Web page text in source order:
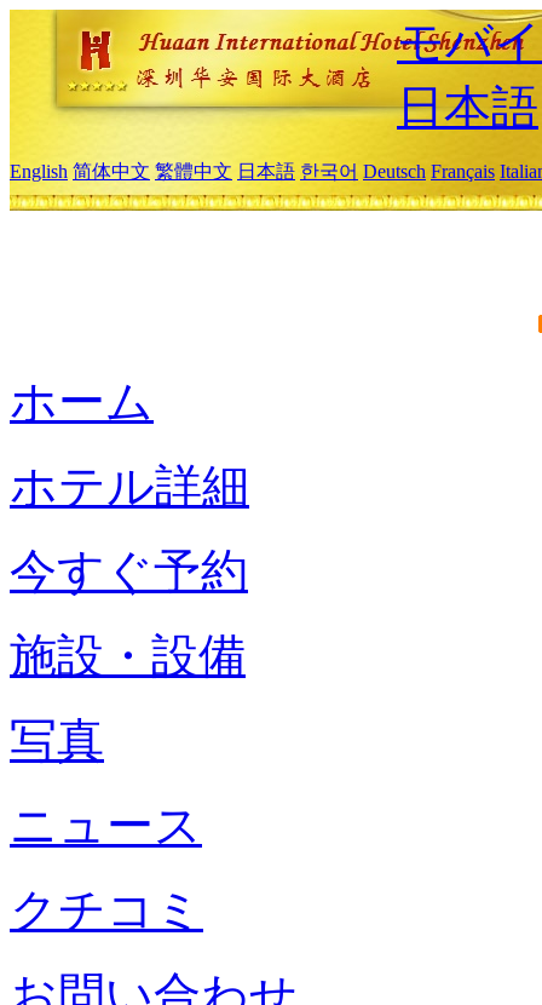
モバ
日本語
English 简体中文 繁體中文 日本語 한국어 Deutsch Français
ホーム
ホテル詳細
今すぐ予約
施設・設備
写真
ニュース
クチコミ